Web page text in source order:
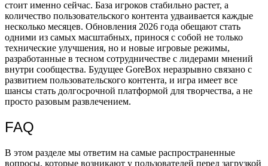
стоит именно сейчас. База игроков стабильно растет, а
количество пользовательского контента удваивается каждые
несколько месяцев. Обновления 2026 года обещают стать
одними из самых масштабных, принося с собой не только
технические улучшения, но и новые игровые режимы,
разработанные в тесном сотрудничестве с лидерами мнений
внутри сообщества. Будущее GoreBox неразрывно связано с
развитием пользовательского контента, и игра имеет все
шансы стать долгосрочной платформой для творчества, а не
просто разовым развлечением.
FAQ
В этом разделе мы ответим на самые распространенные
вопросы, которые возникают у пользователей перед загрузкой